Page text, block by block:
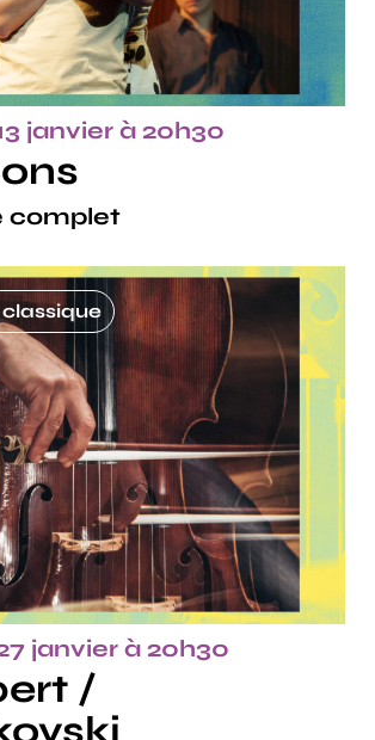
janvier à 20h30
complet
janvier à 20h30
/